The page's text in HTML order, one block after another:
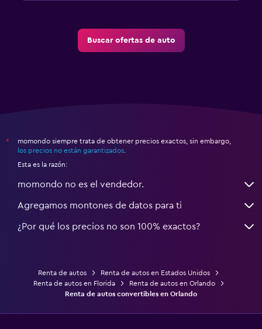
Buscar ofertas de auto
*
momondo siempre trata de obtener precios exactos, sin embargo,
los precios no están garantizados
Esta es la razón:
momondo no es el vendedor.
Agregamos montones de datos para ti
¿Por qué los precios no son 100% exactos?
Renta de autos
Renta de autos en Estados Unidos
Renta de autos en Florida
Renta de autos en Orlando
Renta de autos convertibles en Orlando